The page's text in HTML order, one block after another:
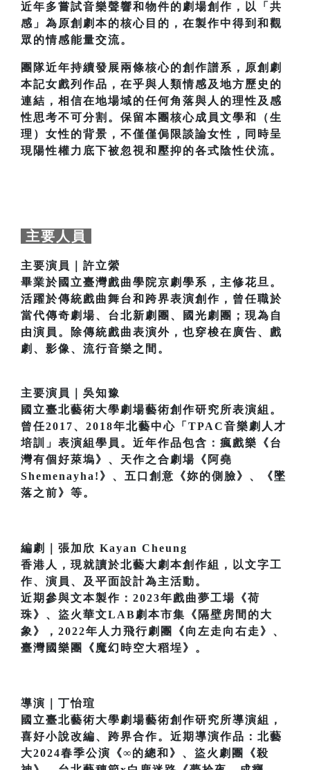
近年多嘗試音樂聲響和物件的劇場創作，以「共
感」為原創劇本的核心目的，在製作中得到和觀
眾的情感能量交流。
團隊近年持續發展兩條核心的創作譜系，原創劇
本記女戲列作品，在乎與人類情感及地方歷史的
連結，相信在地場域的任何角落與人的理性及感
性思考不可分割。保留本團核心成員文學和（生
理）女性的背景，不僅僅侷限談論女性，同時呈
現陽性權力底下被忽視和壓抑的各式陰性伏流。
主要人員
主要演員｜許立縈
畢業於國立臺灣戲曲學院京劇學系，主修花旦。
活躍於傳統戲曲舞台和跨界表演創作，曾任職於
當代傳奇劇場、台北新劇團、國光劇團；現為自
由演員。除傳統戲曲表演外，也穿梭在廣告、戲
劇、影像、流行音樂之間。
主要演員｜吳知豫
國立臺北藝術大學劇場藝術創作研究所表演組。
曾任2017、2018年北藝中心「TPAC音樂劇人才
培訓」表演組學員。近年作品包含：瘋戲樂《台
灣有個好萊塢》、天作之合劇場《阿堯
Shemenayha!》、五口創意《妳的側臉》、《墜
落之前》等。
編劇｜張加欣 Kayan Cheung
香港人，現就讀於北藝大劇本創作組，以文字工
作、演員、及平面設計為主活動。
近期參與文本製作：2023年戲曲夢工場《荷
珠》、盜火華文LAB劇本市集《隔壁房間的大
象》，2022年人力飛行劇團《向左走向右走》、
臺灣國樂團《魔幻時空大稻埕》。
導演｜丁怡瑄
國立臺北藝術大學劇場藝術創作研究所導演組，
喜好小說改編、跨界合作。近期導演作品：北藝
大2024春季公演《∞的總和》、盜火劇團《殺